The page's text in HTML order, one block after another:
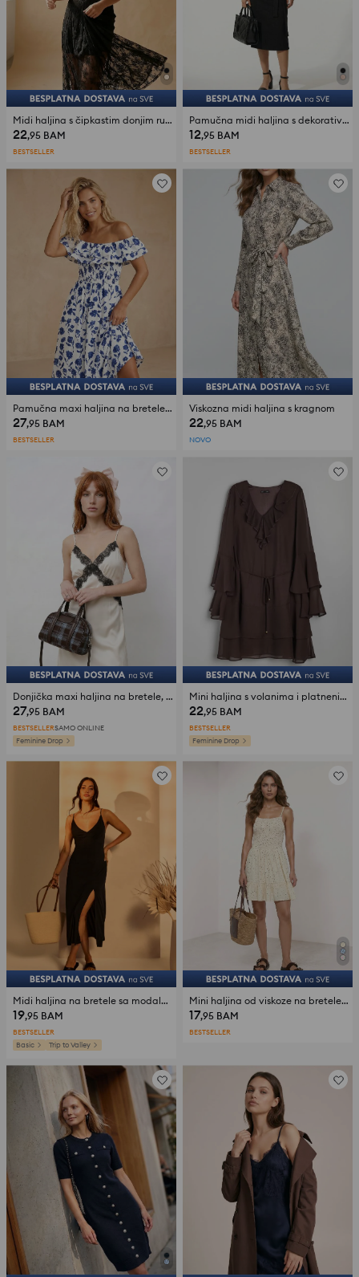
Midi haljina s čipkastim donjim rubom
22,95 BAM
BESTSELLER
Pamučna midi haljina s dekorativnim vezom i prorezom
12,95 BAM
BESTSELLER
Pamučna maxi haljina na bretele s cvjetnim uzorkom
27,95 BAM
BESTSELLER
Viskozna midi haljina s kragnom
22,95 BAM
NOVO
Donjička maxi haljina na bretele, sa dodatkom viskoze
27,95 BAM
BESTSELLERSAMO ONLINE
Feminine Drop
Mini haljina s volanima i platnenim pojasom
22,95 BAM
BESTSELLER
Feminine Drop
Midi haljina na bretele sa modalom
19,95 BAM
BESTSELLER
Basic
Trip to Valley
Mini haljina od viskoze na bretele sa tufnastim uzorkom
17,95 BAM
BESTSELLER